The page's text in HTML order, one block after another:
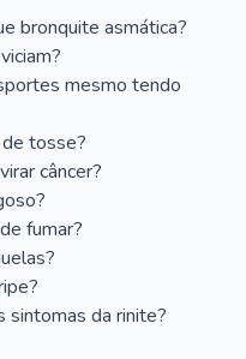
bronquite asmática?
mesmo tendo
tosse?
câncer?
fumar?
sintomas da rinite?